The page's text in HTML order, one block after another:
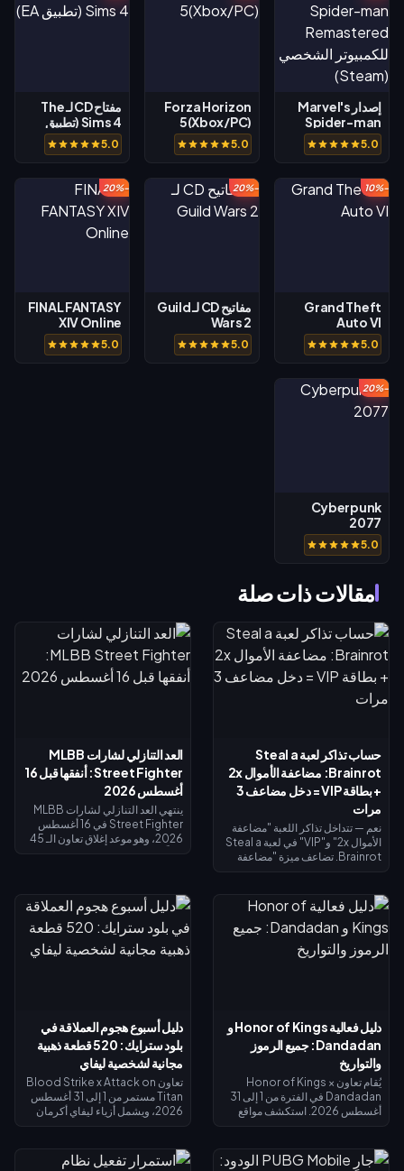
إصدار Marvel's
Spider-man
Remastered
للكمبيوتر الشخصي
5.0
Forza Horizon
5(Xbox/PC)
5.0
مفتاح CD لـ The
Sims 4 (تطبيق
EA)
5.0
-10%
Grand Theft
Auto VI
5.0
-20%
مفاتيح CD لـ Guild
Wars 2
5.0
-20%
FINAL FANTASY
XIV Online
5.0
-20%
Cyberpunk
2077
5.0
مقالات ذات صلة
حساب تذاكر لعبة Steal a
Brainrot: مضاعفة الأموال 2x
+ بطاقة VIP = دخل مضاعف 3
مرات
نعم — تتداخل تذاكر اللعبة "مضاعفة
الأموال 2x" و"VIP" في لعبة Steal a
Brainrot. تضاعف ميزة "مضاعفة
لتعطيك بالضبط 3 أضعاف الدخل
الأساسي - وليس 4 أضعاف. تبلغ
تكلفة مضاعفة الأموال 2x نحو 119
(الإجمالي 618). اشترِ مضاعفة الأموال
العد التنازلي لشارات MLBB
Street Fighter: أنفقها قبل 16
أغسطس 2026
ينتهي العد التنازلي لشارات MLBB
Street Fighter في 16 أغسطس
2026، وهو موعد إغلاق تعاون الـ 45
الحدث، لذا احرص على استبدال كل
شيء الآن: تكلفة أزياء التقاطع
الرئيسية 1,200 شارة، والأزياء
رصيدك في صفحة الحدث، واتبع قائمة
دليل فعالية Honor of Kings و
Dandadan: جميع الرموز
والتواريخ
يُقام تعاون Honor of Kings ×
Dandadan في الفترة من 1 إلى 31
أغسطس 2026. استكشف مواقع
الاسترداد، وأنجز المهام اليومية
دليل أسبوع هجوم العملاقة في
بلود سترايك: 520 قطعة ذهبية
مجانية لشخصية ليفاي
تعاون Blood Strike x Attack on
Titan مستمر من 1 إلى 31 أغسطس
2026، ويشمل أزياء ليفاي أكرمان
سترايك (15 يوليو – 14 أغسطس